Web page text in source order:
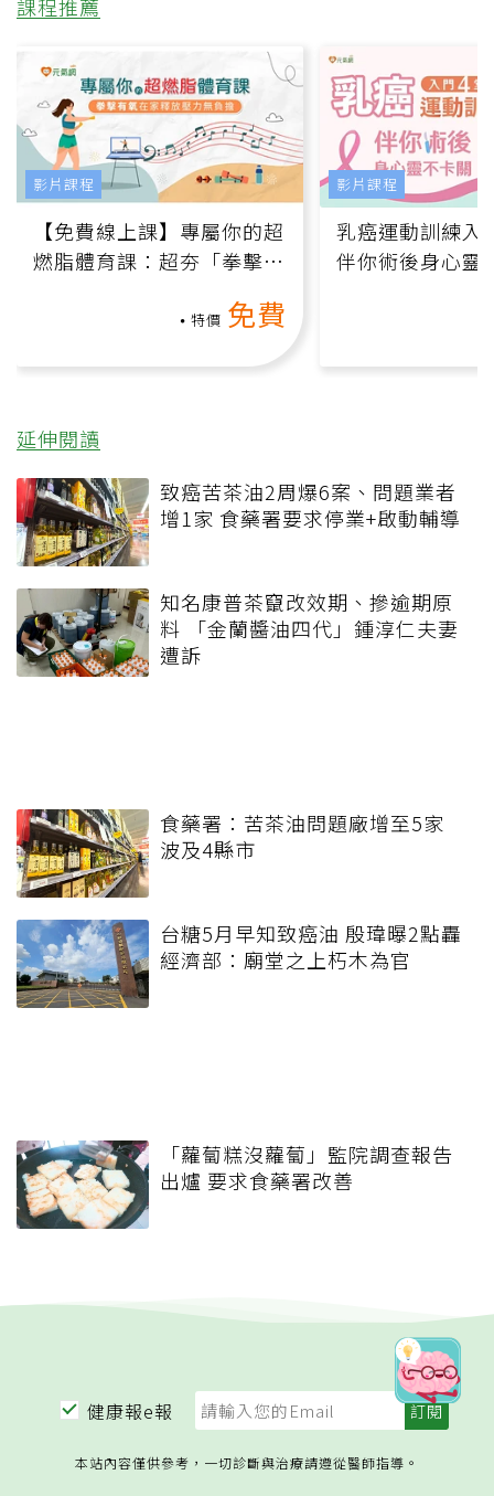
課程推薦
【免費線上課】專屬你的超
燃脂體育課：超夯「拳擊有
特價 免費
影片課程
乳癌運動訓練入
伴你術後身心靈
影片課程
延伸閱讀
致癌苦茶油2周爆6案、問題業者
增1家 食藥署要求停業+啟動輔導
知名康普茶竄改效期、摻逾期原
料 「金蘭醬油四代」鍾淳仁夫妻
遭訴
食藥署：苦茶油問題廠增至5家
波及4縣市
台糖5月早知致癌油 殷瑋曝2點轟
經濟部：廟堂之上朽木為官
「蘿蔔糕沒蘿蔔」監院調查報告
出爐 要求食藥署改善
健康報e報
本站內容僅供參考，一切診斷與治療請遵從醫師指導。